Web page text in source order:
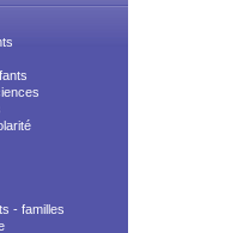
- familles